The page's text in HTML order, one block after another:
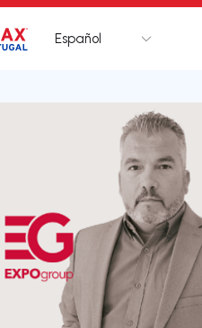
la página de inicio
Español